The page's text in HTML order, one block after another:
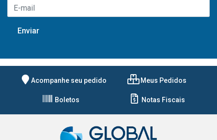
Acompanhe seu pedido Meus Pedidos
Boletos Notas Fiscais